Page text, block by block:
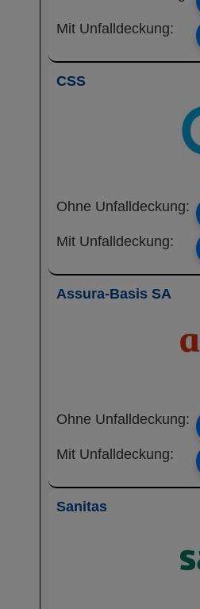
Mit Unfalldeckung:
CSS
Ohne Unfalldeckung:
Mit Unfalldeckung:
Assura-Basis SA
Ohne Unfalldeckung:
Mit Unfalldeckung:
Sanitas